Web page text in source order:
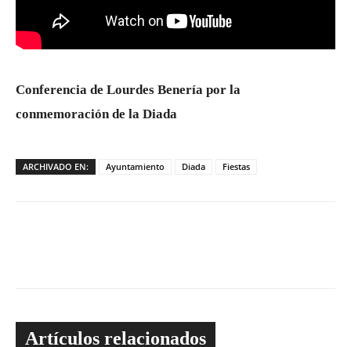
Conferencia de Lourdes Benería por la
conmemoración de la Diada
ARCHIVADO EN: Ayuntamiento Diada Fiestas
Artículos relacionados